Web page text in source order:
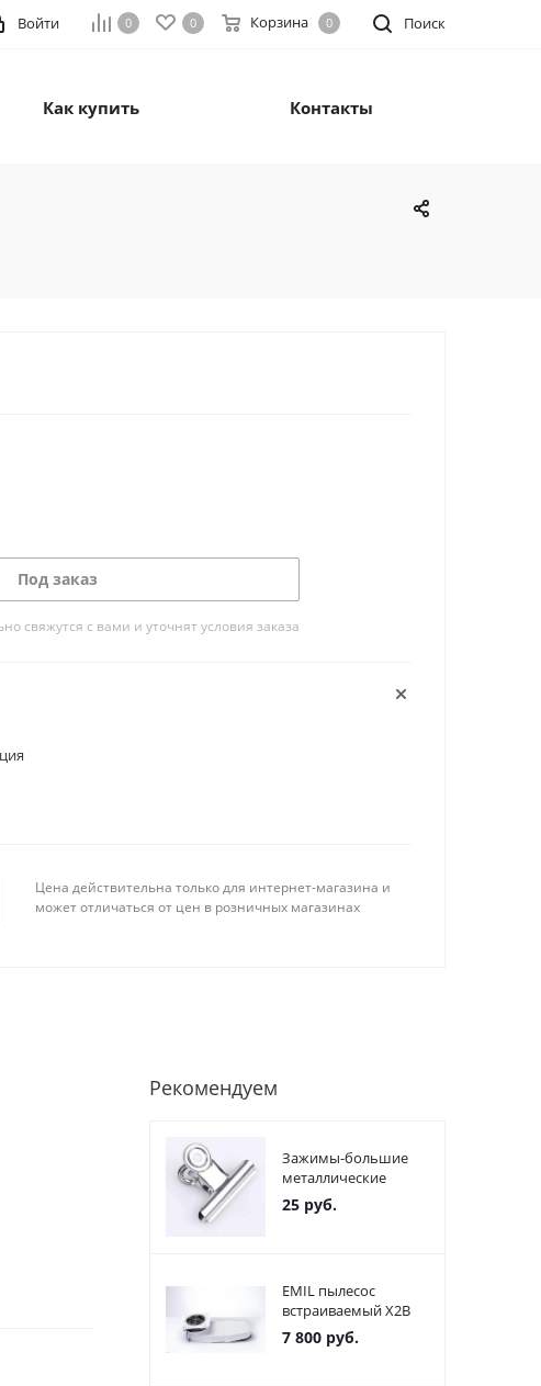
Поиск
0 0 Корзина 0
Войти
Как купить Контакты
Под заказ
свяжутся с вами и уточнят условия заказа
Цена действительна только для интернет-магазина и
может отличаться от цен в розничных магазинах
Рекомендуем
Зажимы-большие
металлические
25 руб.
EMIL пылесос
встраиваемый X2В
7 800 руб.